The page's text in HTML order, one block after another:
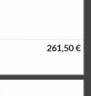
261,50 €